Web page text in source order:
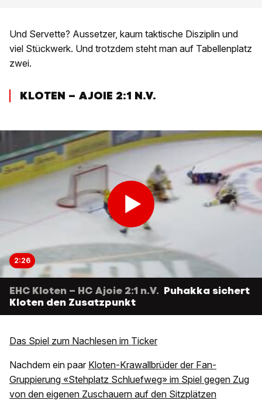
Und Servette? Aussetzer, kaum taktische Disziplin und
viel Stückwerk. Und trotzdem steht man auf Tabellenplatz
zwei.
KLOTEN – AJOIE 2:1 N.V.
2:26
EHC Kloten – HC Ajoie 2:1 n.V. Puhakka sichert
Kloten den Zusatzpunkt
Das Spiel zum Nachlesen im Ticker
Nachdem ein paar Kloten-Krawallbrüder der Fan-
Gruppierung «Stehplatz Schluefweg» im Spiel gegen Zug
von den eigenen Zuschauern auf den Sitzplätzen